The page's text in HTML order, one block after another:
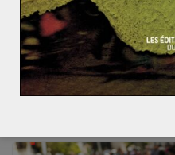
Pendant l’été, plusieurs
sont tenus en Afrique. Ces
accompagnés de
Read More